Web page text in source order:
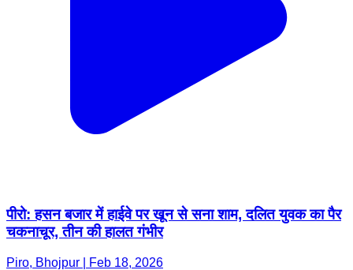
पीरो: हसन बजार में हाईवे पर खून से सना शाम, दलित युवक का पैर
चकनाचूर, तीन की हालत गंभीर
Piro, Bhojpur | Feb 18, 2026